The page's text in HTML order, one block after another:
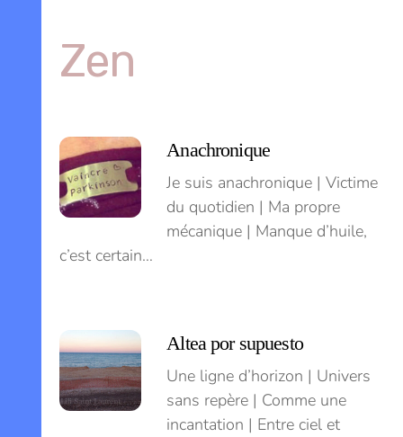
Zen
Anachronique
Je suis anachronique | Victime
du quotidien | Ma propre
mécanique | Manque d’huile,
c’est certain…
Altea por supuesto
Une ligne d’horizon | Univers
sans repère | Comme une
incantation | Entre ciel et